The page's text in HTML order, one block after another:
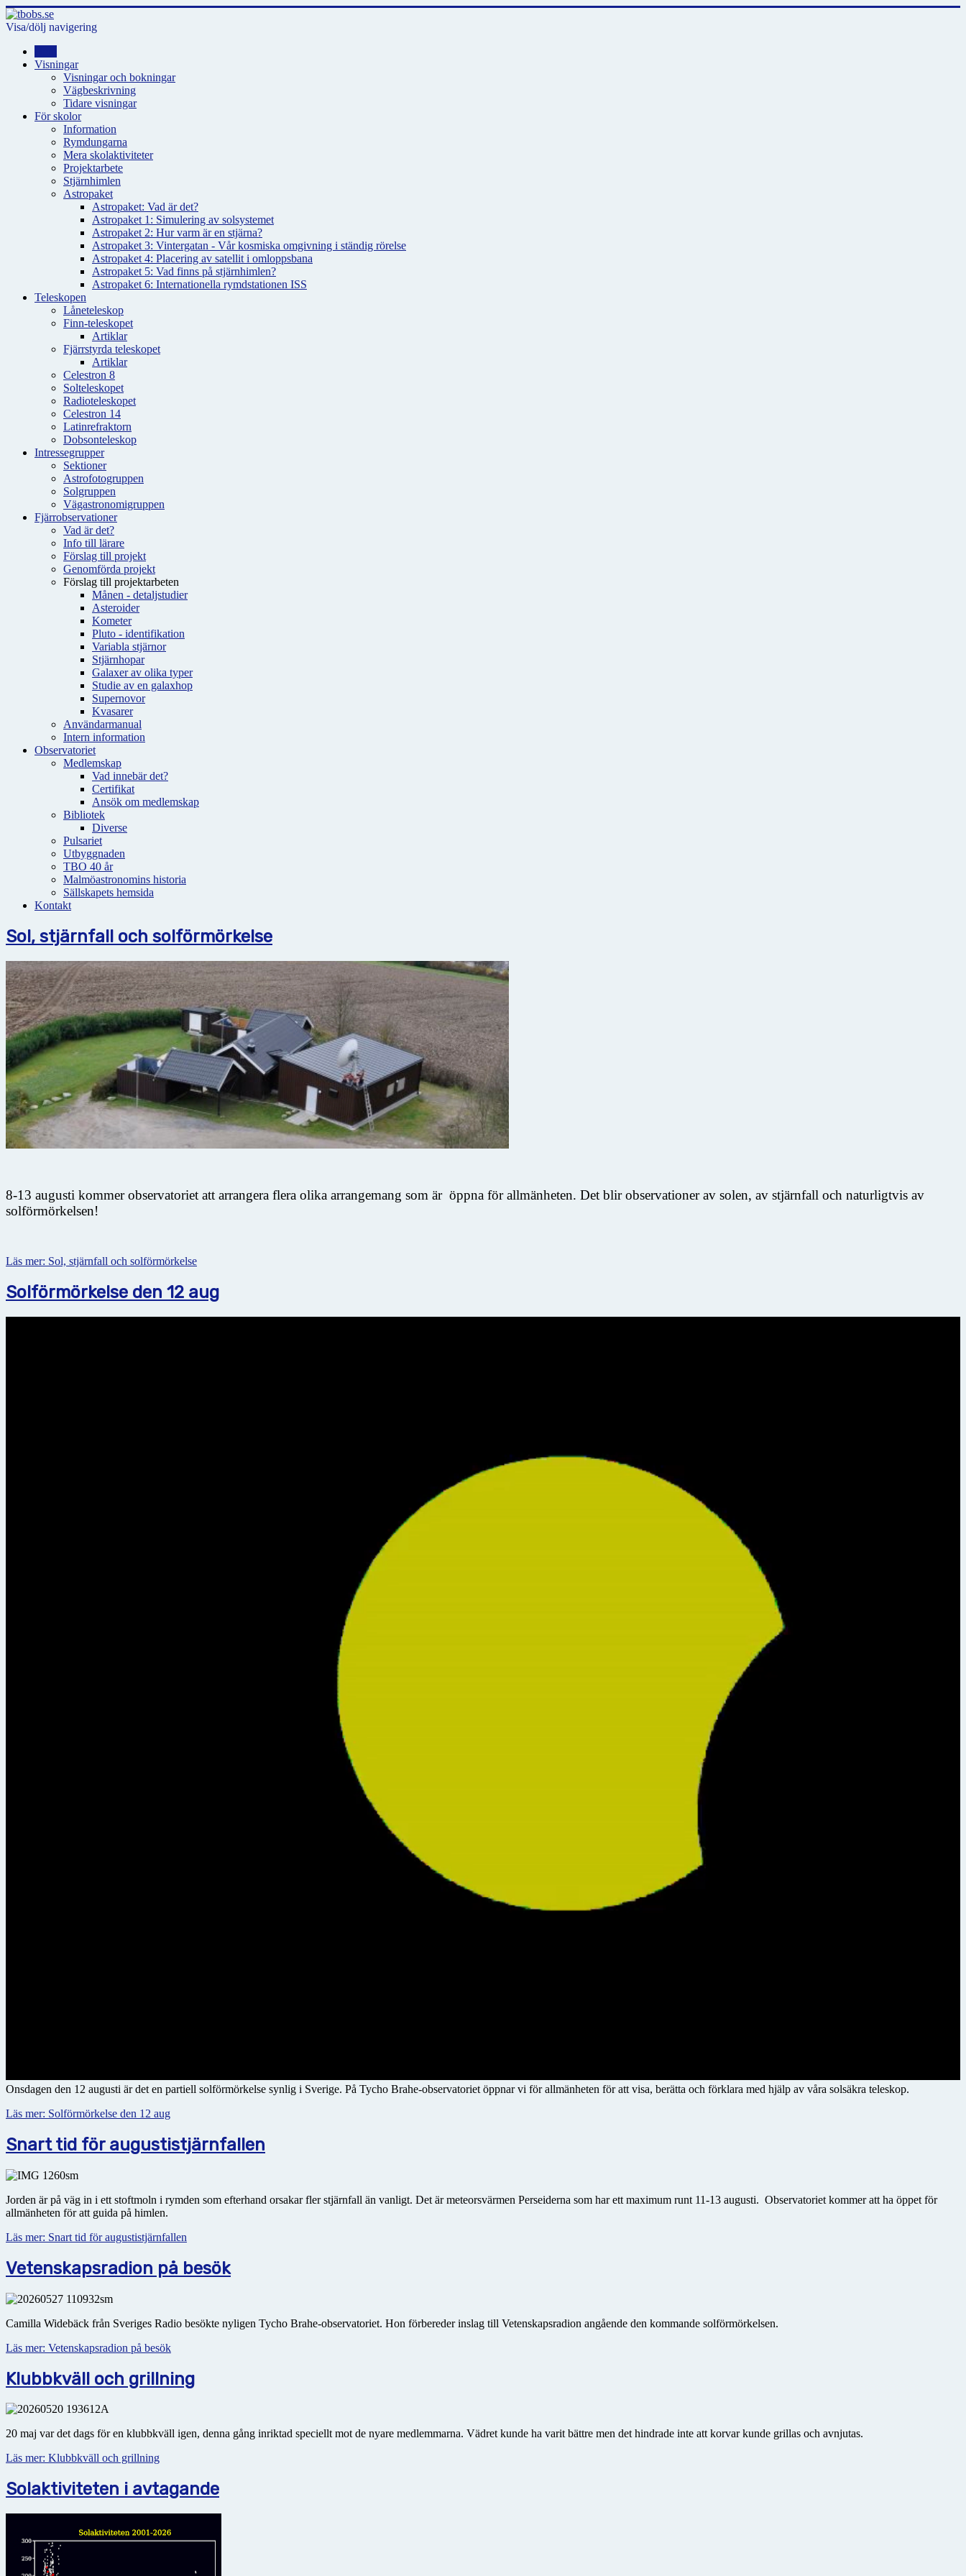
Visa/dölj navigering
Visningar
Visningar och bokningar
Vägbeskrivning
Tidare visningar
För skolor
Information
Rymdungarna
Mera skolaktiviteter
Projektarbete
Stjärnhimlen
Astropaket
Astropaket: Vad är det?
Astropaket 1: Simulering av solsystemet
Astropaket 2: Hur varm är en stjärna?
Astropaket 3: Vintergatan - Vår kosmiska omgivning i ständig rörelse
Astropaket 4: Placering av satellit i omloppsbana
Astropaket 5: Vad finns på stjärnhimlen?
Astropaket 6: Internationella rymdstationen ISS
Teleskopen
Låneteleskop
Finn-teleskopet
Artiklar
Fjärrstyrda teleskopet
Artiklar
Celestron 8
Solteleskopet
Radioteleskopet
Celestron 14
Latinrefraktorn
Dobsonteleskop
Intressegrupper
Sektioner
Astrofotogruppen
Solgruppen
Vägastronomigruppen
Fjärrobservationer
Vad är det?
Info till lärare
Förslag till projekt
Genomförda projekt
Förslag till projektarbeten
Månen - detaljstudier
Asteroider
Kometer
Pluto - identifikation
Variabla stjärnor
Stjärnhopar
Galaxer av olika typer
Studie av en galaxhop
Supernovor
Kvasarer
Användarmanual
Intern information
Observatoriet
Medlemskap
Vad innebär det?
Certifikat
Ansök om medlemskap
Bibliotek
Diverse
Pulsariet
Utbyggnaden
TBO 40 år
Malmöastronomins historia
Sällskapets hemsida
Kontakt
Sol, stjärnfall och solförmörkelse
8-13 augusti kommer observatoriet att arrangera flera olika arrangemang som är öppna för allmänheten. Det blir observationer av solen, av stjärnfall och naturligtvis av
solförmörkelsen!
Läs mer: Sol, stjärnfall och solförmörkelse
Solförmörkelse den 12 aug
Onsdagen den 12 augusti är det en partiell solförmörkelse synlig i Sverige. På Tycho Brahe-observatoriet öppnar vi för allmänheten för att visa, berätta och förklara med hjälp av våra solsäkra teleskop.
Läs mer: Solförmörkelse den 12 aug
Snart tid för augustistjärnfallen
Jorden är på väg in i ett stoftmoln i rymden som efterhand orsakar fler stjärnfall än vanligt. Det är meteorsvärmen Perseiderna som har ett maximum runt 11-13 augusti. Observatoriet kommer att ha öppet för
allmänheten för att guida på himlen.
Läs mer: Snart tid för augustistjärnfallen
Vetenskapsradion på besök
Camilla Widebäck från Sveriges Radio besökte nyligen Tycho Brahe-observatoriet. Hon förbereder inslag till Vetenskapsradion angående den kommande solförmörkelsen.
Läs mer: Vetenskapsradion på besök
Klubbkväll och grillning
20 maj var det dags för en klubbkväll igen, denna gång inriktad speciellt mot de nyare medlemmarna. Vädret kunde ha varit bättre men det hindrade inte att korvar kunde grillas och avnjutas.
Läs mer: Klubbkväll och grillning
Solaktiviteten i avtagande